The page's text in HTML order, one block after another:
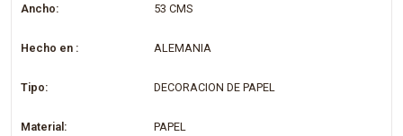
Ancho: 53 CMS
Hecho en : ALEMANIA
Tipo: DECORACION DE PAPEL
Material: PAPEL